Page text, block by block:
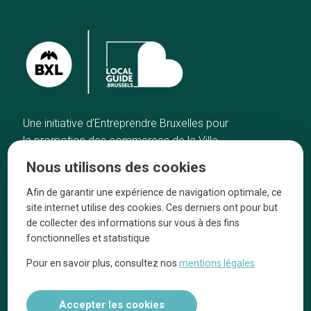
Une initiative d’Entreprendre Bruxelles pour
la promotion des commerces de la Ville
Accueil
Bonnes adresses
Quartiers
Blog
Tops 10
Artisans
A propos
On parle de nous
Nous utilisons des cookies
Afin de garantir une expérience de navigation optimale, ce
site internet utilise des cookies. Ces derniers ont pour but
de collecter des informations sur vous à des fins
fonctionnelles et statistique
Pour en savoir plus, consultez nosmentions légales
Accepter les cookies